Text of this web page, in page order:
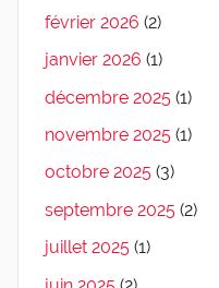
février 2026 (2)
janvier 2026 (1)
décembre 2025 (1)
novembre 2025 (1)
octobre 2025 (3)
septembre 2025 (2)
juillet 2025 (1)